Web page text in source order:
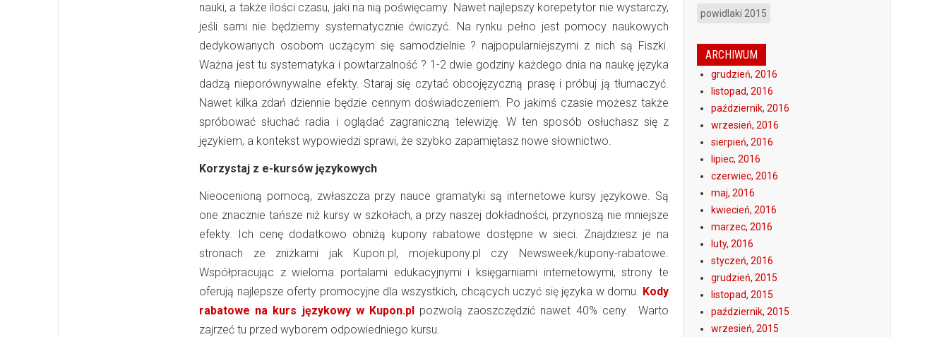
nauki, a także ilości czasu, jaki na nią poświęcamy. Nawet najlepszy korepetytor nie wystarczy,
jeśli sami nie będziemy systematycznie ćwiczyć. Na rynku pełno jest pomocy naukowych
dedykowanych osobom uczącym się samodzielnie ? najpopularniejszymi z nich są Fiszki.
Ważna jest tu systematyka i powtarzalność ? 1-2 dwie godziny każdego dnia na naukę języka
dadzą nieporównywalne efekty. Staraj się czytać obcojęzyczną prasę i próbuj ją tłumaczyć.
Nawet kilka zdań dziennie będzie cennym doświadczeniem. Po jakimś czasie możesz także
spróbować słuchać radia i oglądać zagraniczną telewizję. W ten sposób osłuchasz się z
językiem, a kontekst wypowiedzi sprawi, że szybko zapamiętasz nowe słownictwo.
Korzystaj z e-kursów językowych
Nieocenioną pomocą, zwłaszcza przy nauce gramatyki są internetowe kursy językowe. Są
one znacznie tańsze niż kursy w szkołach, a przy naszej dokładności, przynoszą nie mniejsze
efekty. Ich cenę dodatkowo obniżą kupony rabatowe dostępne w sieci. Znajdziesz je na
stronach ze zniżkami jak Kupon.pl, mojekupony.pl czy Newsweek/kupony-rabatowe.
Współpracując z wieloma portalami edukacyjnymi i księgarniami internetowymi, strony te
oferują najlepsze oferty promocyjne dla wszystkich, chcących uczyć się języka w domu. Kody
rabatowe na kurs językowy w Kupon.pl pozwolą zaoszczędzić nawet 40% ceny.
Warto
zajrzeć tu przed wyborem odpowiedniego kursu.
powidlaki 2015
ARCHIWUM
grudzień, 2016
listopad, 2016
październik, 2016
wrzesień, 2016
sierpień, 2016
lipiec, 2016
czerwiec, 2016
maj, 2016
kwiecień, 2016
marzec, 2016
luty, 2016
styczeń, 2016
grudzień, 2015
listopad, 2015
październik, 2015
wrzesień, 2015